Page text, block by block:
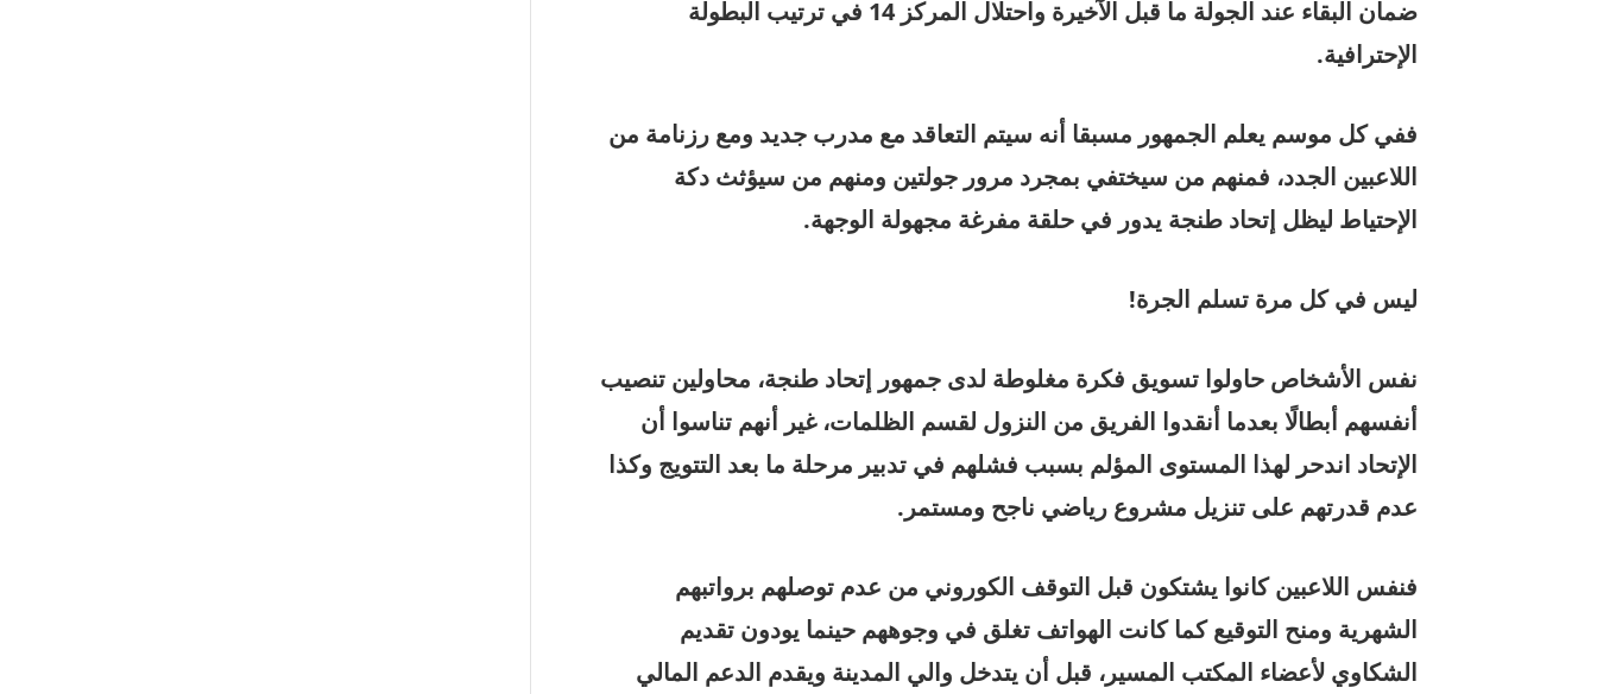
ضمان البقاء عند الجولة ما قبل الآخيرة واحتلال المركز 14 في ترتيب البطولة
الإحترافية.
ففي كل موسم يعلم الجمهور مسبقا أنه سيتم التعاقد مع مدرب جديد ومع رزنامة من
اللاعبين الجدد، فمنهم من سيختفي بمجرد مرور جولتين ومنهم من سيؤثث دكة
الإحتياط ليظل إتحاد طنجة يدور في حلقة مفرغة مجهولة الوجهة.
ليس في كل مرة تسلم الجرة!
نفس الأشخاص حاولوا تسويق فكرة مغلوطة لدى جمهور إتحاد طنجة، محاولين تنصيب
أنفسهم أبطالًا بعدما أنقدوا الفريق من النزول لقسم الظلمات، غير أنهم تناسوا أن
الإتحاد اندحر لهذا المستوى المؤلم بسبب فشلهم في تدبير مرحلة ما بعد التتويج وكذا
عدم قدرتهم على تنزيل مشروع رياضي ناجح ومستمر.
فنفس اللاعبين كانوا يشتكون قبل التوقف الكوروني من عدم توصلهم برواتبهم
الشهرية ومنح التوقيع كما كانت الهواتف تغلق في وجوههم حينما يودون تقديم
الشكاوي لأعضاء المكتب المسير، قبل أن يتدخل والي المدينة ويقدم الدعم المالي